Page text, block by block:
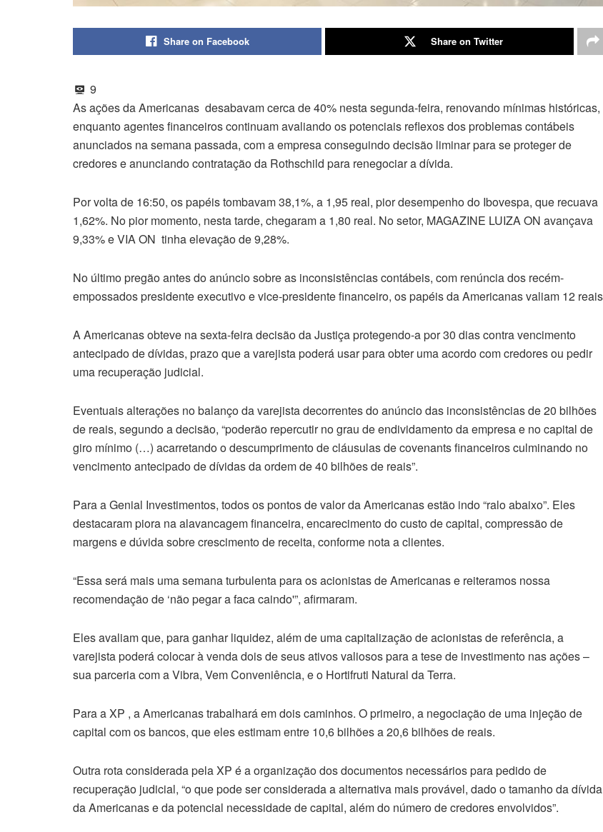
Share on Facebook Share on Twitter
9
As ações da Americanas desabavam cerca de 40% nesta segunda-feira, renovando mínimas históricas,
enquanto agentes financeiros continuam avaliando os potenciais reflexos dos problemas contábeis
anunciados na semana passada, com a empresa conseguindo decisão liminar para se proteger de
credores e anunciando contratação da Rothschild para renegociar a dívida.
Por volta de 16:50, os papéis tombavam 38,1%, a 1,95 real, pior desempenho do Ibovespa, que recuava
1,62%. No pior momento, nesta tarde, chegaram a 1,80 real. No setor, MAGAZINE LUIZA ON avançava
9,33% e VIA ON tinha elevação de 9,28%.
No último pregão antes do anúncio sobre as inconsistências contábeis, com renúncia dos recém-
empossados presidente executivo e vice-presidente financeiro, os papéis da Americanas valiam 12
A Americanas obteve na sexta-feira decisão da Justiça protegendo-a por 30 dias contra vencimento
antecipado de dívidas, prazo que a varejista poderá usar para obter uma acordo com credores ou pedir
uma recuperação judicial.
Eventuais alterações no balanço da varejista decorrentes do anúncio das inconsistências de 20 bilhões
de reais, segundo a decisão, “poderão repercutir no grau de endividamento da empresa e no capital de
giro mínimo (…) acarretando o descumprimento de cláusulas de covenants financeiros culminando no
vencimento antecipado de dívidas da ordem de 40 bilhões de reais”.
Para a Genial Investimentos, todos os pontos de valor da Americanas estão indo “ralo abaixo”. Eles
destacaram piora na alavancagem financeira, encarecimento do custo de capital, compressão de
margens e dúvida sobre crescimento de receita, conforme nota a clientes.
“Essa será mais uma semana turbulenta para os acionistas de Americanas e reiteramos nossa
recomendação de ‘não pegar a faca caindo'”, afirmaram.
Eles avaliam que, para ganhar liquidez, além de uma capitalização de acionistas de referência, a
varejista poderá colocar à venda dois de seus ativos valiosos para a tese de investimento nas ações –
sua parceria com a Vibra, Vem Conveniência, e o Hortifruti Natural da Terra.
Para a XP , a Americanas trabalhará em dois caminhos. O primeiro, a negociação de uma injeção de
capital com os bancos, que eles estimam entre 10,6 bilhões a 20,6 bilhões de reais.
Outra rota considerada pela XP é a organização dos documentos necessários para pedido de
recuperação judicial, “o que pode ser considerada a alternativa mais provável, dado o tamanho da dívida
da Americanas e da potencial necessidade de capital, além do número de credores envolvidos”.